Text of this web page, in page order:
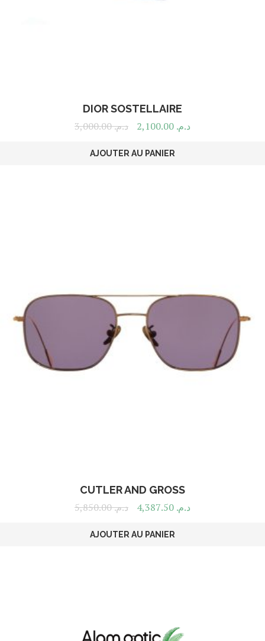
DIOR SOSTELLAIRE
د.م.3,000.00 د.م.
AJOUTER AU PANIER
CUTLER AND GROSS
د.م.5,850.00 د.م.
AJOUTER AU PANIER